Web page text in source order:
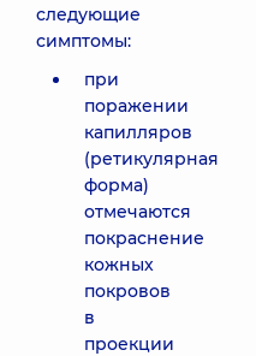
следующие
симптомы:
при
поражении
капилляров
(ретикулярная
форма)
отмечаются
покраснение
кожных
покровов
в
проекции